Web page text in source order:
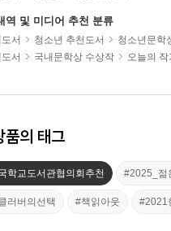
역 및 미디어 추천 분류
서 청소년 추천도서 청소년문학
서
국내문학상 수상작 오늘의 작
품의 태그
학교도서관협의회추천 #2025_젊
러버의선택 #책읽아웃 #2021